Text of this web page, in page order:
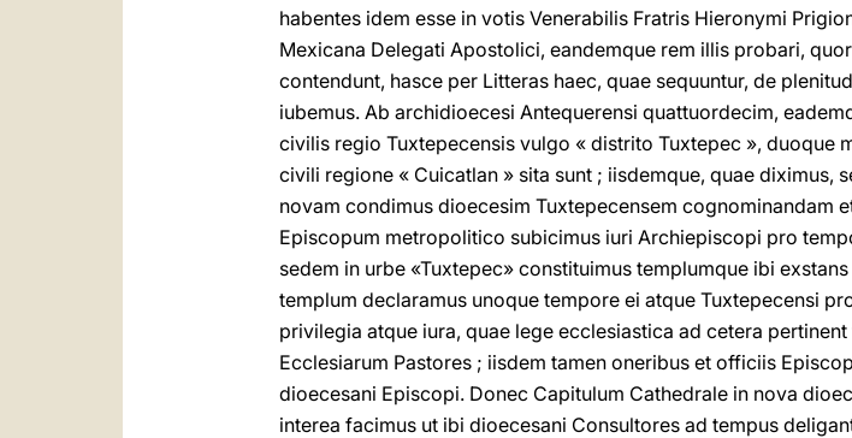
habentes idem esse in votis Venerabilis Fratris Hieronymi
Mexicana Delegati Apostolici, eandemque rem illis probari,
contendunt, hasce per Litteras haec, quae sequuntur, de
iubemus. Ab archidioecesi Antequerensi quattuordecim,
civilis regio Tuxtepecensis vulgo « distrito Tuxtepec », duoque
civili regione « Cuicatlan » sita sunt ; iisdemque, quae
novam condimus dioecesim Tuxtepecensem cognominandam
Episcopum metropolitico subicimus iuri Archiepiscopi pro
sedem in urbe «Tuxtepec» constituimus templumque ibi
templum declaramus unoque tempore ei atque Tuxtepecensi
privilegia atque iura, quae lege ecclesiastica ad cetera
Ecclesiarum Pastores ; iisdem tamen oneribus et officiis
dioecesani Episcopi. Donec Capitulum Cathedrale in nova
interea facimus ut ibi dioecesani Consultores ad tempus